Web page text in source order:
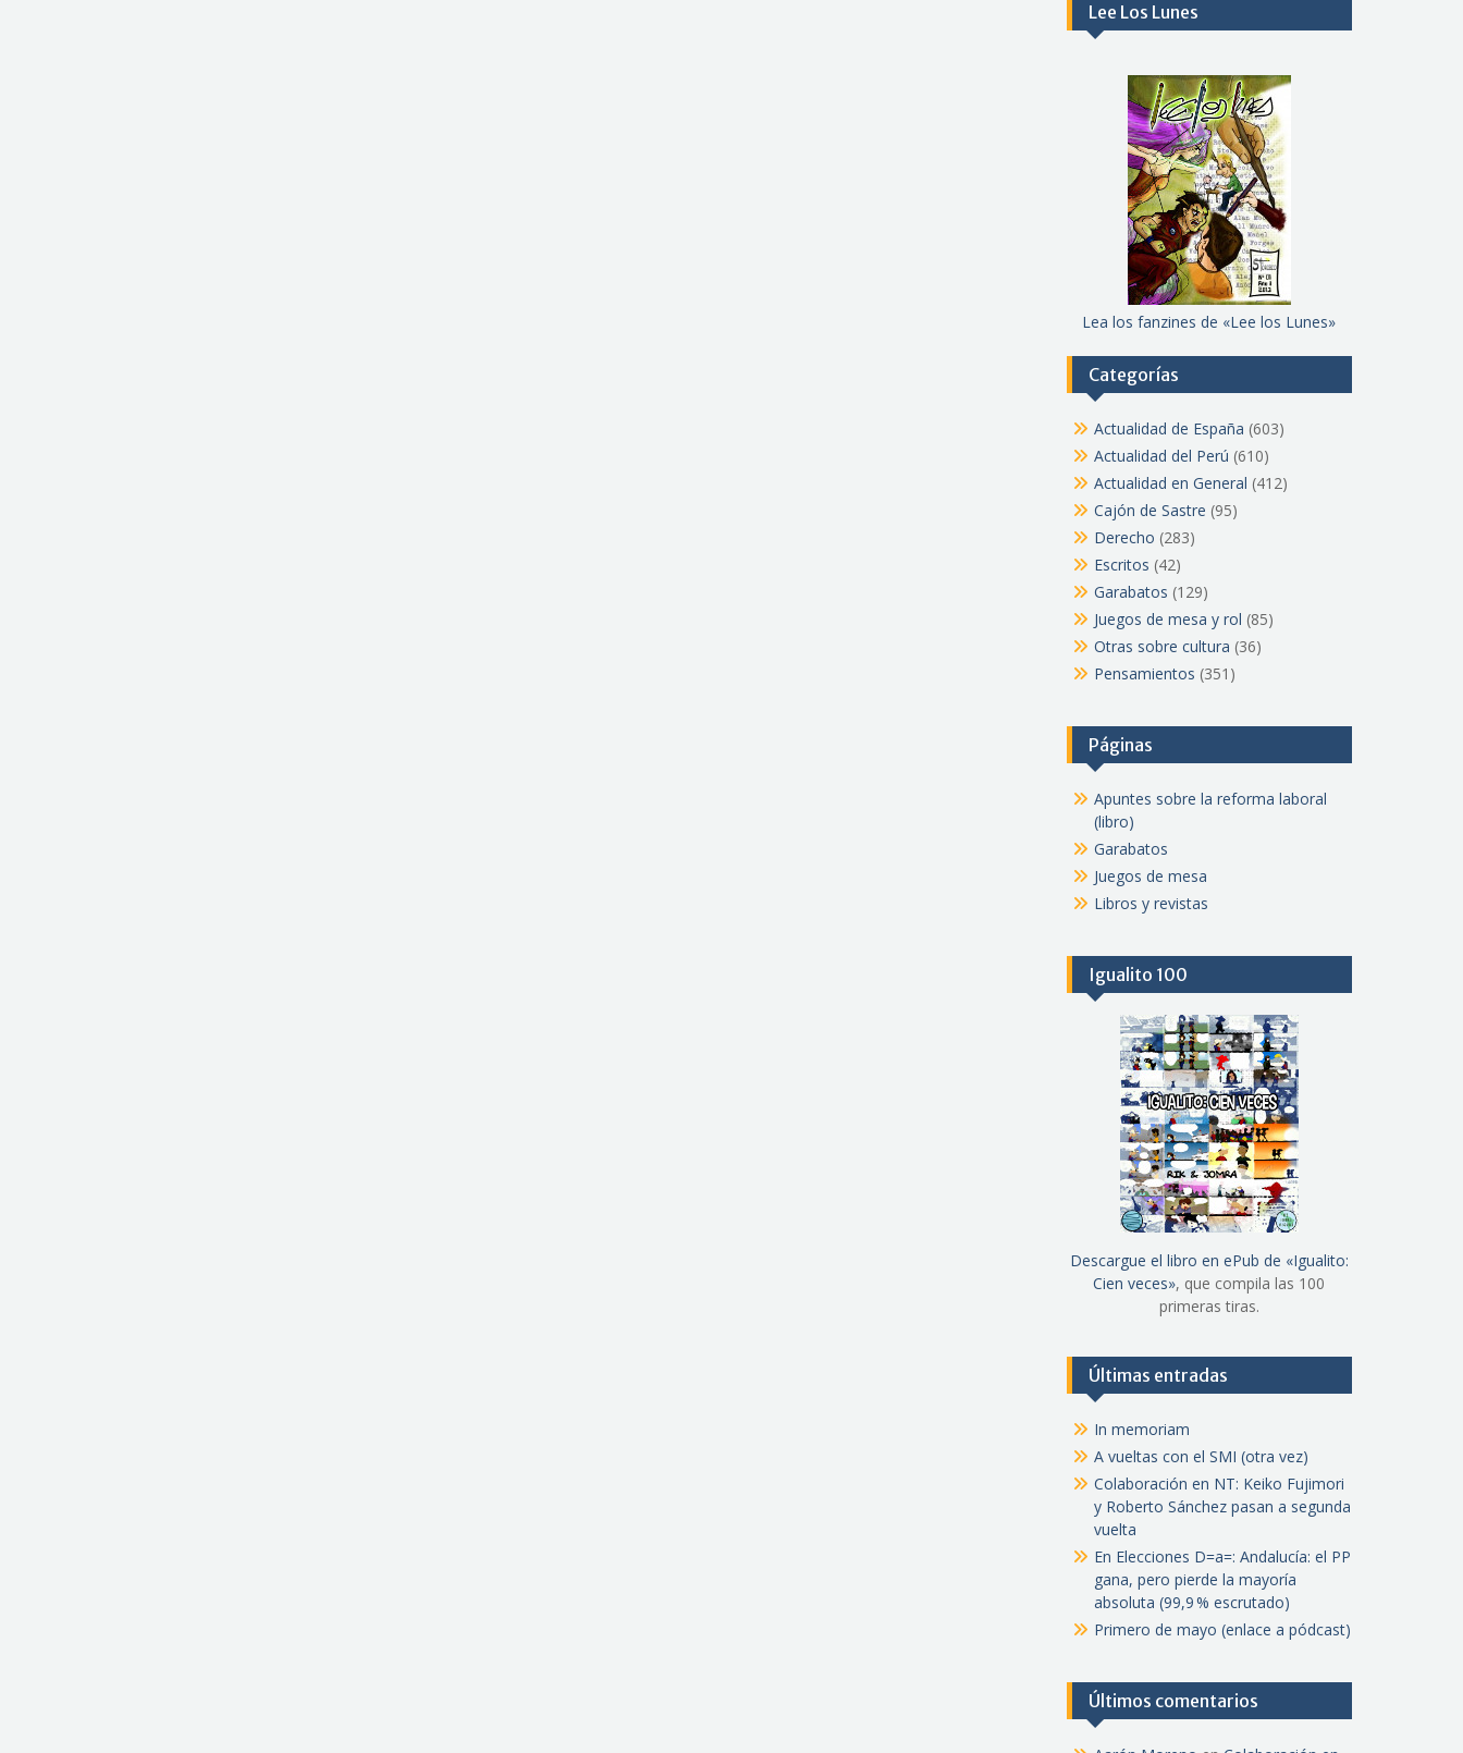
Lee Los Lunes
Lea los fanzines de «Lee los Lunes»
Categorías
Actualidad de España (603)
Actualidad del Perú (610)
Actualidad en General (412)
Cajón de Sastre (95)
Derecho (283)
Escritos (42)
Garabatos (129)
Juegos de mesa y rol (85)
Otras sobre cultura (36)
Pensamientos (351)
Páginas
Apuntes sobre la reforma laboral
(libro)
Garabatos
Juegos de mesa
Libros y revistas
Igualito 100
Descargue el libro en ePub de «Igualito:
Cien veces», que compila las 100
primeras tiras.
Últimas entradas
In memoriam
A vueltas con el SMI (otra vez)
Colaboración en NT: Keiko Fujimori
y Roberto Sánchez pasan a segunda
vuelta
En Elecciones D=a=: Andalucía: el PP
gana, pero pierde la mayoría
absoluta (99,9 % escrutado)
Primero de mayo (enlace a pódcast)
Últimos comentarios